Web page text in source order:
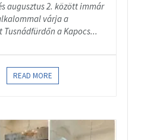
augusztus 2. között immár
várja a
Tusnádfürdőn a Kapocs...
READ MORE